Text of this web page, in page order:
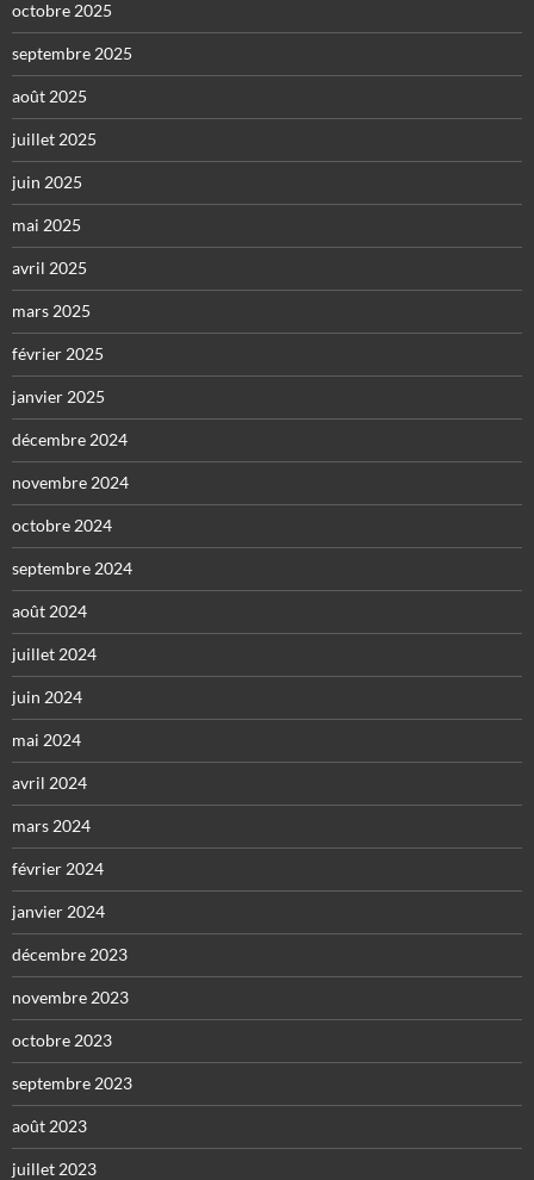
octobre 2025
septembre 2025
août 2025
juillet 2025
juin 2025
mai 2025
avril 2025
mars 2025
février 2025
janvier 2025
décembre 2024
novembre 2024
octobre 2024
septembre 2024
août 2024
juillet 2024
juin 2024
mai 2024
avril 2024
mars 2024
février 2024
janvier 2024
décembre 2023
novembre 2023
octobre 2023
septembre 2023
août 2023
juillet 2023